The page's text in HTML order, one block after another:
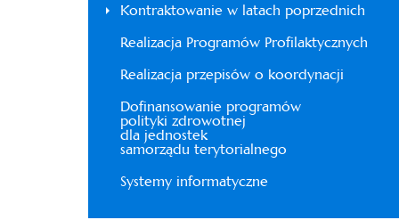
Kontraktowanie w latach poprzednich
Realizacja Programów Profilaktycznych
Realizacja przepisów o koordynacji
Dofinansowanie programów
polityki zdrowotnej
dla jednostek
samorządu terytorialnego
Systemy informatyczne